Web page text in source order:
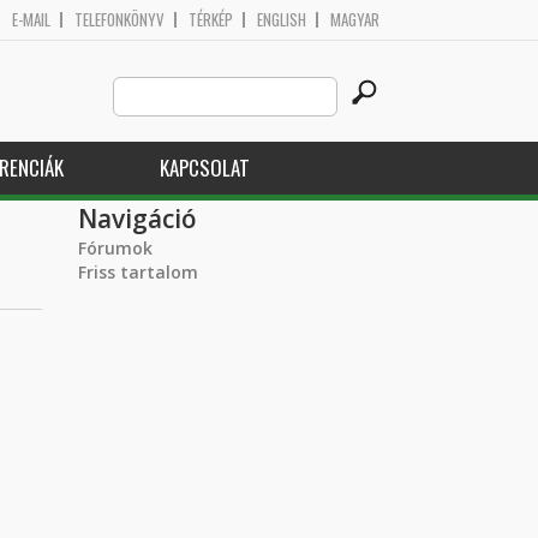
E-MAIL TELEFONKÖNYV TÉRKÉP ENGLISH MAGYAR
Search
this
site
KAPCSOLAT
Navigáció
Fórumok
Friss tartalom